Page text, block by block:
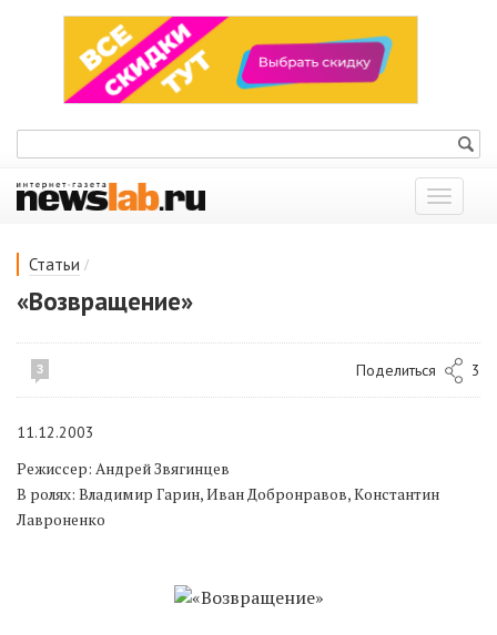
Показать
меню
Статьи /
«Возвращение»
3 Поделиться 3
11.12.2003
Режиссер: Андрей Звягинцев
В ролях: Владимир Гарин, Иван Добронравов, Константин
Лавроненко